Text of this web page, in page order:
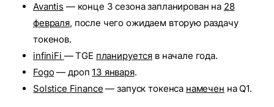
Avantis — конце 3 сезона запланирован на 28
февраля, после чего ожидаем вторую раздачу
токенов.
infiniFi — TGE планируется в начале года.
Fogo— дроп 13 января.
Solstice Finance — запуск токенса намечен на Q1.